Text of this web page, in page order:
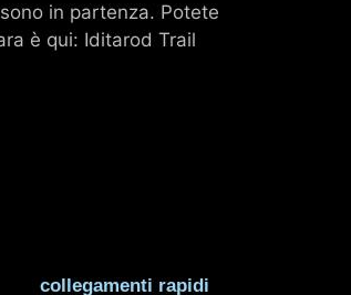
in partenza. Potete
è qui: Iditarod Trail
collegamenti rapidi